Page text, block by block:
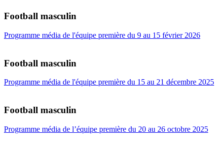
Football masculin
Programme média de l'équipe première du 9 au 15 février 2026
Football masculin
Programme média de l'équipe première du 15 au 21 décembre 2025
Football masculin
Programme média de l’équipe première du 20 au 26 octobre 2025